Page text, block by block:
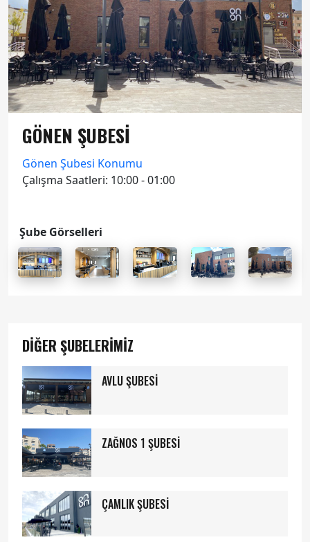
GÖNEN ŞUBESİ
Gönen Şubesi Konumu
Çalışma Saatleri: 10:00 - 01:00
Şube Görselleri
DİĞER ŞUBELERİMİZ
AVLU ŞUBESİ
ZAĞNOS 1 ŞUBESİ
ÇAMLIK ŞUBESİ